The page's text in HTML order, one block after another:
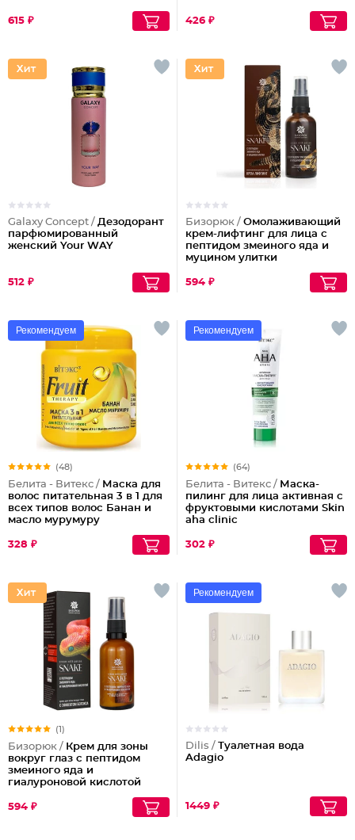
615 ₽ 426 ₽
Galaxy Concept / Дезодорант
парфюмированный
женский Your WAY
512 ₽
Бизорюк / Омолаживающий
крем-лифтинг для лица с
пептидом змеиного яда и
муцином улитки
594 ₽
Рекомендуем
(48)
Белита - Витекс / Маска для
волос питательная 3 в 1 для
всех типов волос Банан и
масло мурумуру
328 ₽
Рекомендуем
(64)
Белита - Витекс / Маска-
пилинг для лица активная с
фруктовыми кислотами Skin
aha clinic
302 ₽
(1)
Бизорюк / Крем для зоны
вокруг глаз с пептидом
змеиного яда и
гиалуроновой кислотой
594 ₽
Рекомендуем
Dilis / Туалетная вода
Adagio
1449 ₽